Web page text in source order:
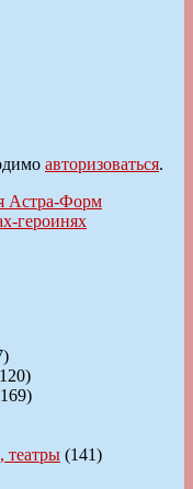
авторизоваться.
Астра-Форм
героинях
театры (141)